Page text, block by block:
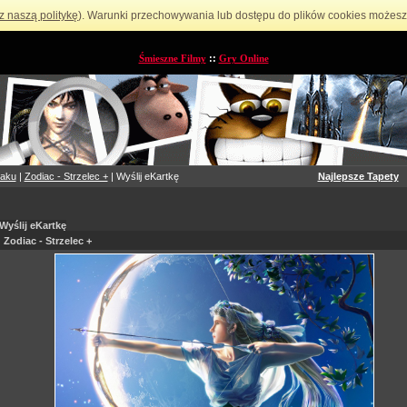
naszą politykę). Warunki przechowywania lub dostępu do plików cookies
Śmieszne Filmy:: Gry Online
| Zodiac - Strzelec +| Wyślij eKartkę Najlepsze Tapety
eKartkę
Zodiac - Strzelec +